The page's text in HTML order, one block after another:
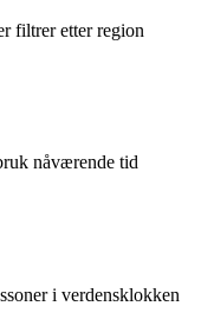
filtrer etter region
nåværende tid
i verdensklokken